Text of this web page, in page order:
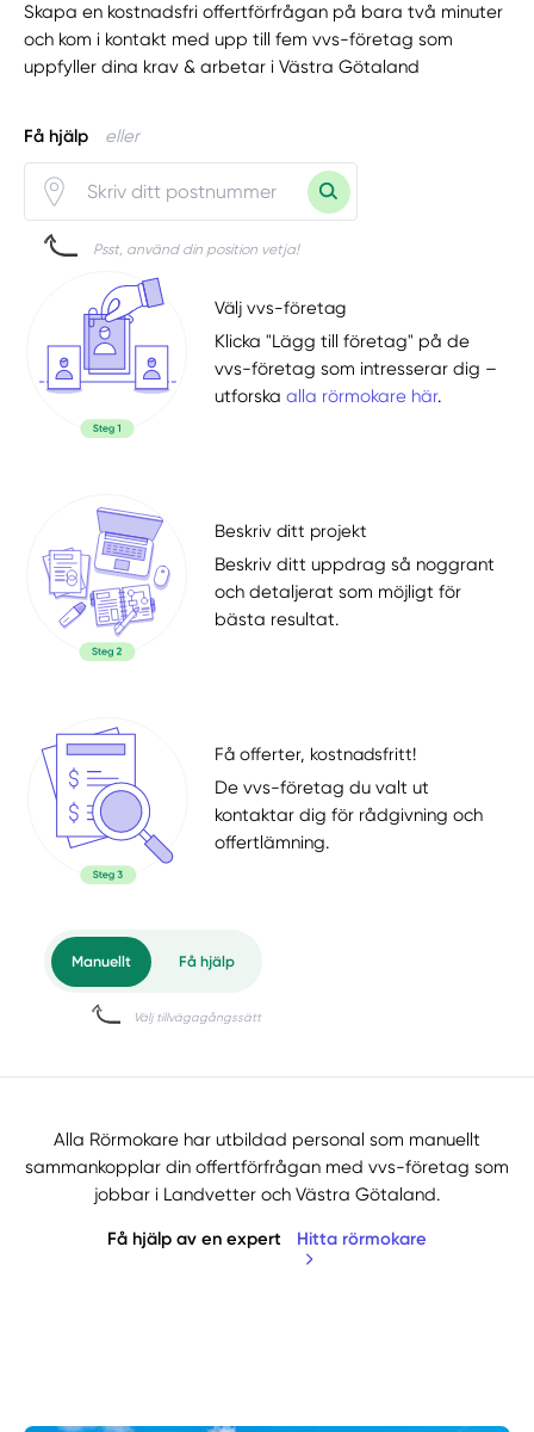
Skapa en kostnadsfri offertförfrågan på bara två minuter
och kom i kontakt med upp till fem vvs-företag som
uppfyller dina krav & arbetar i Västra Götaland
Få hjälp eller
Psst, använd din position vetja!
Välj vvs-företag
Klicka "Lägg till företag" på de
vvs-företag som intresserar dig –
utforskaalla rörmokare här.
Beskriv ditt projekt
Beskriv ditt uppdrag så noggrant
och detaljerat som möjligt för
bästa resultat.
Få offerter, kostnadsfritt!
De vvs-företag du valt ut
kontaktar dig för rådgivning och
offertlämning.
Alla Rörmokare har utbildad personal som manuellt
sammankopplar din offertförfrågan med vvs-företag som
jobbar i Landvetter och Västra Götaland.
Få hjälp av en expert Hitta rörmokare